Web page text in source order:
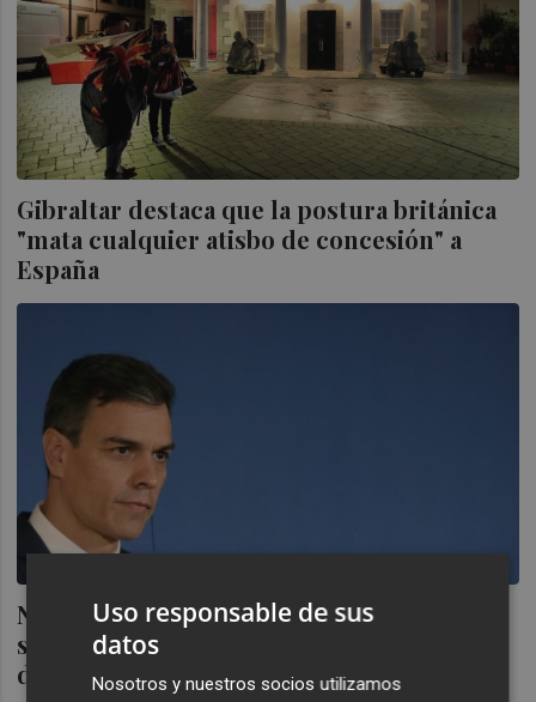
Gibraltar destaca que la postura británica
"mata cualquier atisbo de concesión" a
España
No habrá veto: España alcanza un acuerdo
sobre Gibraltar y votará a favor del tratado
del Brexit
Uso responsable de sus
datos
Nosotros y nuestros socios utilizamos